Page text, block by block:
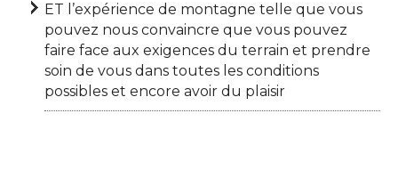
ET l’expérience de montagne telle que vous
pouvez nous convaincre que vous pouvez
faire face aux exigences du terrain et prendre
soin de vous dans toutes les conditions
possibles et encore avoir du plaisir